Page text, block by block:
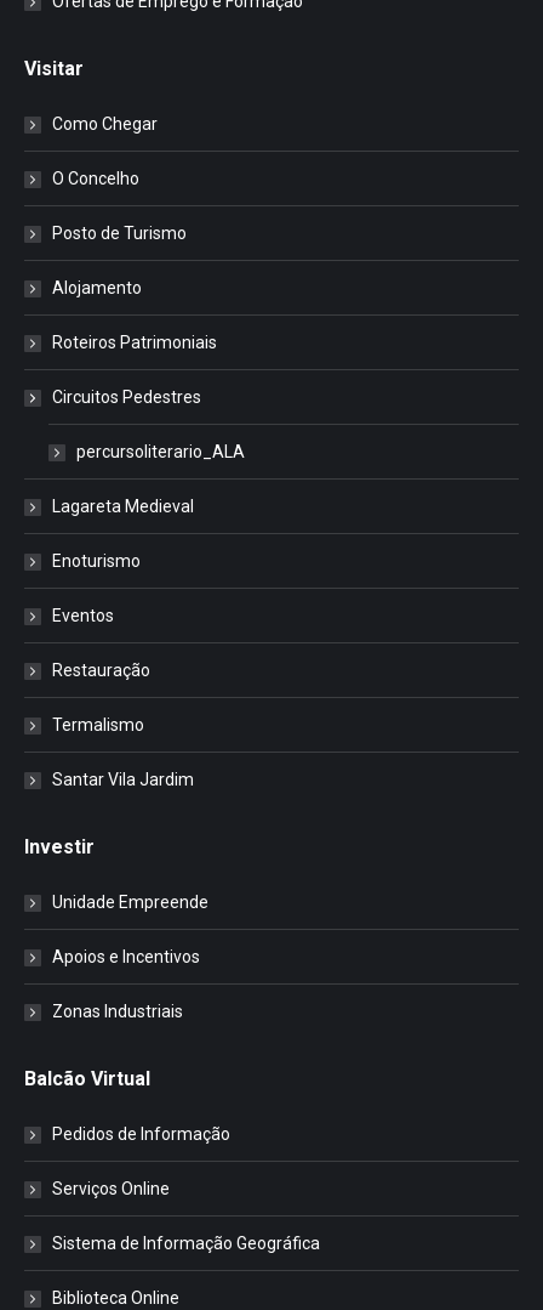
Visitar
Como Chegar
O Concelho
Posto de Turismo
Alojamento
Roteiros Patrimoniais
Circuitos Pedestres
percursoliterario_ALA
Lagareta Medieval
Enoturismo
Eventos
Restauração
Termalismo
Santar Vila Jardim
Investir
Unidade Empreende
Apoios e Incentivos
Zonas Industriais
Balcão Virtual
Pedidos de Informação
Serviços Online
Sistema de Informação Geográfica
Biblioteca Online